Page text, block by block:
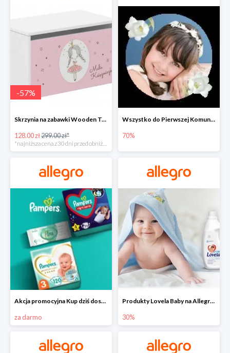
-57%
Skrzynia na zabawki Wooden Toys -57%
128.00 zł299.00 zł*
Wszystko do Pierwszej Komunii na Allegro do -70%
70%
Akcja promocyjna Kup dziś dostawa jutro
za darmo
Produkty Lovela Baby na Allegro do -30%
30%